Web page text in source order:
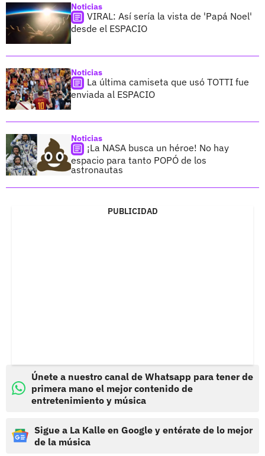
Noticias
VIRAL: Así sería la vista de 'Papá Noel'
desde el ESPACIO
Noticias
La última camiseta que usó TOTTI fue
enviada al ESPACIO
Noticias
¡La NASA busca un héroe! No hay
espacio para tanto POPÓ de los
astronautas
PUBLICIDAD
Únete a nuestro canal de Whatsapp para tener de
primera mano el mejor contenido de
entretenimiento y música
Sigue a La Kalle en Google y entérate de lo mejor
de la música